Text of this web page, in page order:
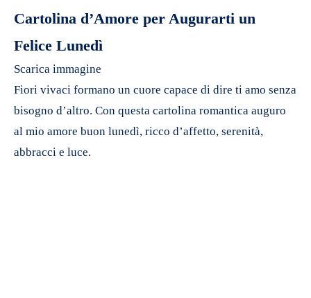
Cartolina d’Amore per Augurarti un
Felice Lunedì
Scarica immagine
Fiori vivaci formano un cuore capace di dire ti amo senza
bisogno d’altro. Con questa cartolina romantica auguro
al mio amore buon lunedì, ricco d’affetto, serenità,
abbracci e luce.